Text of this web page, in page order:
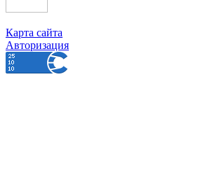
Карта сайта
Авторизация